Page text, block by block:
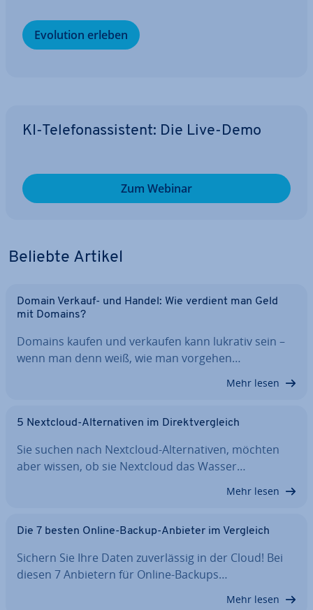
Evolution erleben
KI-Te­le­fon­as­sis­tent: Die Live-Demo
Zum Webinar
Beliebte Artikel
Domain Verkauf- und Handel: Wie verdient man Geld
mit Domains?
Domains kaufen und verkaufen kann lukrativ sein –
wenn man denn weiß, wie man vorgehen…
Mehr lesen
5 Nextcloud-Al­ter­na­ti­ven im Di­rekt­ver­gleich
Sie suchen nach Nextcloud-Al­ter­na­ti­ven, möchten
aber wissen, ob sie Nextcloud das Wasser…
Mehr lesen
Die 7 besten Online-Backup-Anbieter im Vergleich
Sichern Sie Ihre Daten zu­ver­läs­sig in der Cloud! Bei
diesen 7 Anbietern für Online-Backups…
Mehr lesen